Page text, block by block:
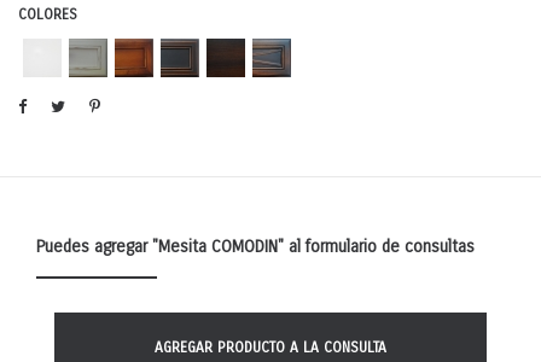
COLORES
Puedes agregar"Mesita COMODIN" al formulario de consultas
AGREGAR PRODUCTO A LA CONSULTA